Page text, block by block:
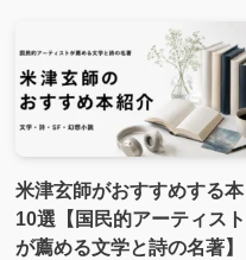
米津玄師がおすすめする本
10選【国民的アーティスト
が薦める文学と詩の名著】